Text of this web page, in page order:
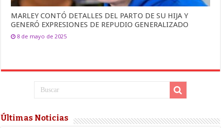
MARLEY CONTÓ DETALLES DEL PARTO DE SU HIJA Y
GENERÓ EXPRESIONES DE REPUDIO GENERALIZADO
8 de mayo de 2025
Últimas Noticias